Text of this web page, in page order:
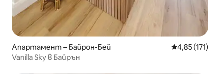
Апартамент – Байрон-Бей Средна
4,85 (171)
Vanilla Sky в Байрън